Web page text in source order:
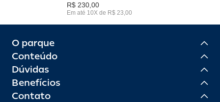
R$ 230,00
Em até 10X de R$ 23,00
O parque
Conteúdo
Dúvidas
Benefícios
Contato